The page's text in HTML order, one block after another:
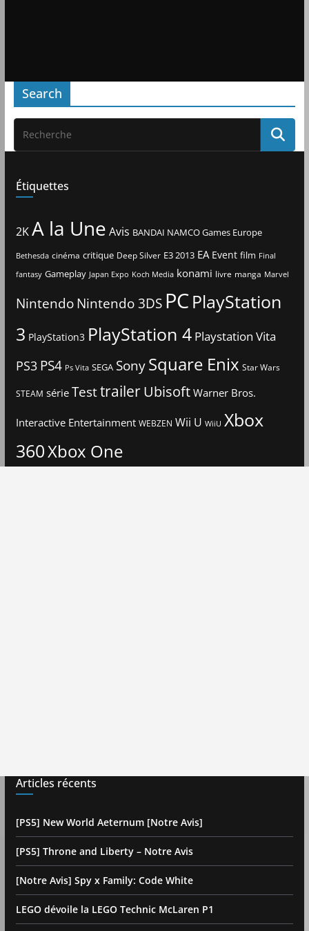
Search
Étiquettes
2KA la Une Avis BANDAI NAMCO Games Europe
Bethesda cinéma critique Deep Silver E3 2013 EA Event film Final
fantasy Gameplay Japan Expo Koch Media konami livre manga Marvel
Nintendo Nintendo 3DS PCPlayStation
3 PlayStation3 PlayStation 4 Playstation Vita
PS3 PS4 Ps Vita SEGA Sony Square Enix Star Wars
STEAM série TesttrailerUbisoftWarner Bros.
Interactive Entertainment WEBZEN Wii U WiiU Xbox
360Xbox One
Articles récents
[PS5] New World Aeternum [Notre Avis]
[PS5] Throne and Liberty – Notre Avis
[Notre Avis] Spy x Family: Code White
LEGO dévoile la LEGO Technic McLaren P1